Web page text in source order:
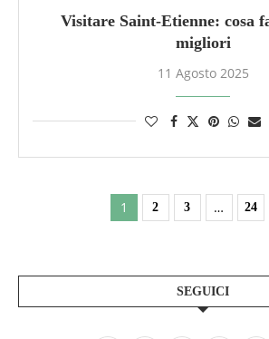
Visitare Saint-Etienne: cosa
migliori
11 Agosto 2025
1 2 3 … 24
SEGUICI